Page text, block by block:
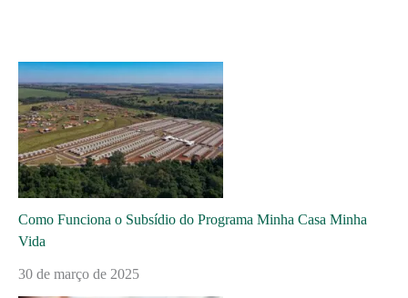
Como Funciona o Subsídio do Programa Minha Casa Minha
Vida
30 de março de 2025